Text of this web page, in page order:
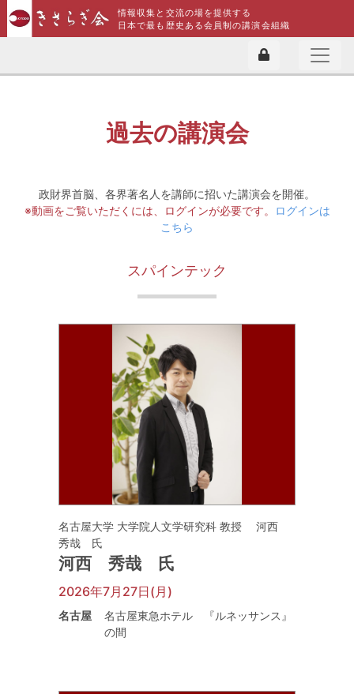
情報収集と交流の場を提供する
日本で最も歴史ある会員制の講演会組織
過去の講演会
政財界首脳、各界著名人を講師に招いた講演会を開催。
※動画をご覧いただくには、ログインが必要です。
ログインは
こちら
スパインテック
名古屋大学 大学院人文学研究科 教授 河西
秀哉 氏
河西 秀哉 氏
2026年7月27日(月)
名古屋
名古屋東急ホテル 『ルネッサンス』
の間